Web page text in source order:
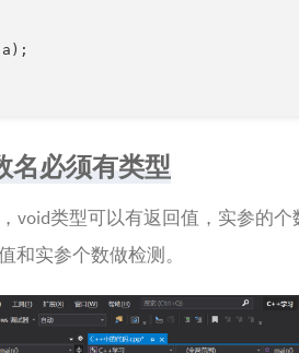
名必须有类型
void类型可以有返回值，实参的个
和实参个数做检测。